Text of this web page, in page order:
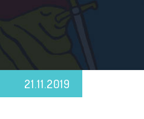
21.11.2019